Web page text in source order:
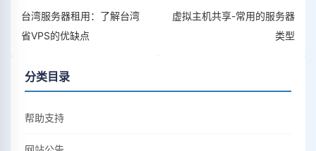
台湾服务器租用：了解台湾
省VPS的优缺点
虚拟主机共享-常用的服务器
类型
分类目录
帮助支持